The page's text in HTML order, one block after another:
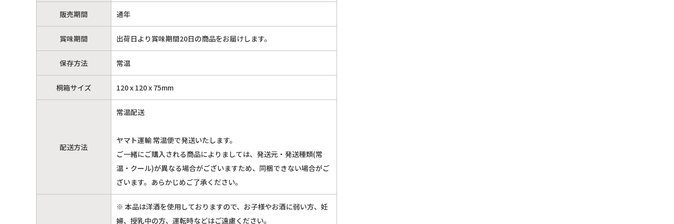
販売期間 通年
賞味期間 出荷日より賞味期間20日の商品をお届けします。
保存方法 常温
桐箱サイズ 120 x 120 x 75mm
配送方法
常温配送
ヤマト運輸 常温便で発送いたします。
ご一緒にご購入される商品によりましては、発送元・発送種類(常
温・クール)が異なる場合がございますため、同梱できない場合がご
ざいます。あらかじめご了承ください。
※ 本品は洋酒を使用しておりますので、お子様やお酒に弱い方、妊
婦、授乳中の方、運転時などはご遠慮ください。